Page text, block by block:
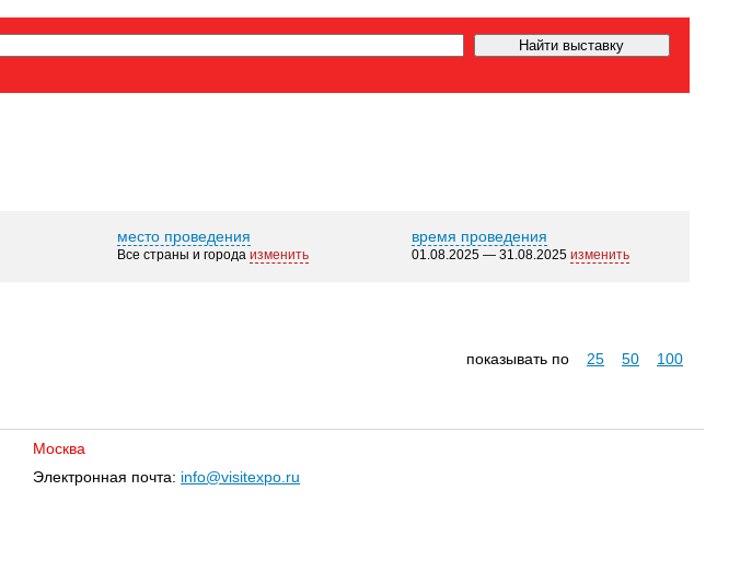
место проведения
Все страны и города изменить
время проведения
01.08.2025 — 31.08.2025 изменить
показывать по 25 50 100
Москва
Электронная почта: info@visitexpo.ru